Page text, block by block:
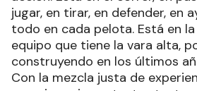
jugar, en tirar, en defender, en
todo en cada pelota. Está en
equipo que tiene la vara alta,
construyendo en los últimos
Con la mezcla justa de